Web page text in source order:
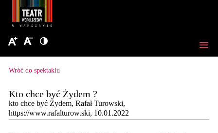
Wróć do spektaklu
Kto chce być Żydem ?
kto chce być Żydem, Rafał Turowski,
https://www.rafalturow.ski, 10.01.2022